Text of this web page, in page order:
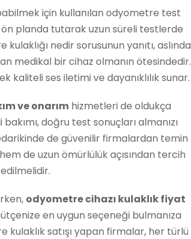
için kullanılan odyometre test
ön planda tutarak uzun süreli testlerde
nedir sorusunun yanıtı, aslında
medikal bir cihaz olmanın ötesindedir.
kaliteli ses iletimi ve dayanıklılık sunar.
ve onarımhizmetleri de oldukça
doğru test sonuçları almanızı
de güvenilir firmalardan temin
de uzun ömürlülük açısından tercih
edilmelidir.
odyometre cihazı kulaklık fiyat
en uygun seçeneği bulmanıza
kulaklık satışı yapan firmalar, her türlü